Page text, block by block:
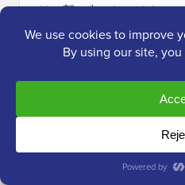
は一部の人にとってオー
ではありませんが、物理
け付けるのに最適なプラ
7. Quick PayPal
フォームに最適な無